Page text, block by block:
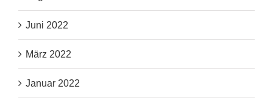
Juni 2022
März 2022
Januar 2022